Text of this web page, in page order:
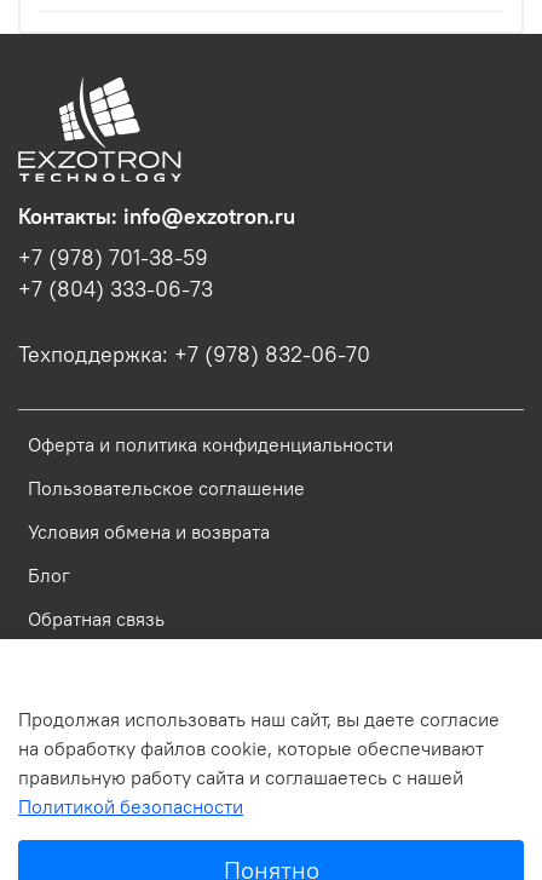
В корзину
Оферта и политика конфиденциальности
Пользовательское соглашение
Условия обмена и возврата
Блог
Обратная связь
Контакты: info@exzotron.ru
+7 (978) 701-38-59
+7 (804) 333-06-73
Техподдержка: +7 (978) 832-06-70
Крымская Правда, д.6, пом. 23
Продолжая использовать наш сайт, вы даете согласие
на обработку файлов cookie, которые обеспечивают
правильную работу сайта и соглашаетесь с нашей
Политикой безопасности
Понятно